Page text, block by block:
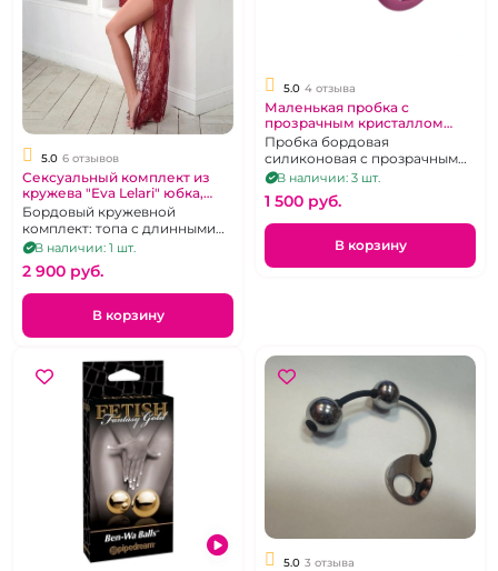
5.0 6 отзывов
Сексуальный комплект из
кружева "Eva Lelari" юбка,
бюстье с рукавами, стринги
Бордовый кружевной
комплект: топа с длинными
рукавами и завязками под
грудью, стринги и длинной
юбки-шлейфа, р. 42-44
В наличии: 1 шт.
2 900 pуб.
В корзину
5.0 4 отзыва
Маленькая пробка с
прозрачным кристаллом
Красное Вино
Пробка бордовая
силиконовая с прозрачным
кристаллом размер S
В наличии: 3 шт.
1 500 pуб.
В корзину
5.0 3 отзыва